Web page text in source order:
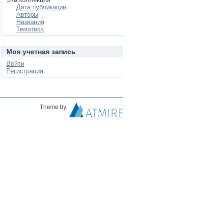
Дата публикации
Авторы
Названия
Тематика
Моя учетная запись
Войти
Регистрация
Theme by